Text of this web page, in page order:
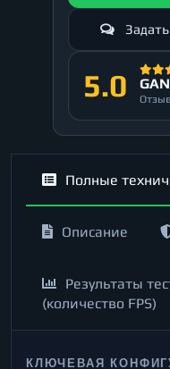
5.0
Полные
Описание
Результаты
(количество FPS)
КЛЮЧЕВАЯ